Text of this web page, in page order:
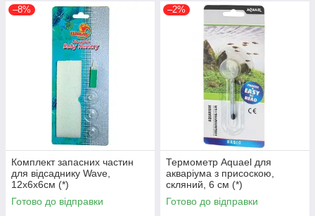
–8%
Комплект запасних частин
для відсаднику Wave,
12х6х6см (*)
Готово до відправки
–2%
Термометр Aquael для
акваріума з присоскою,
скляний, 6 см (*)
Готово до відправки